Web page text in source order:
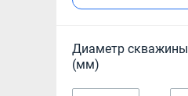
Диаметр скважины
(мм)